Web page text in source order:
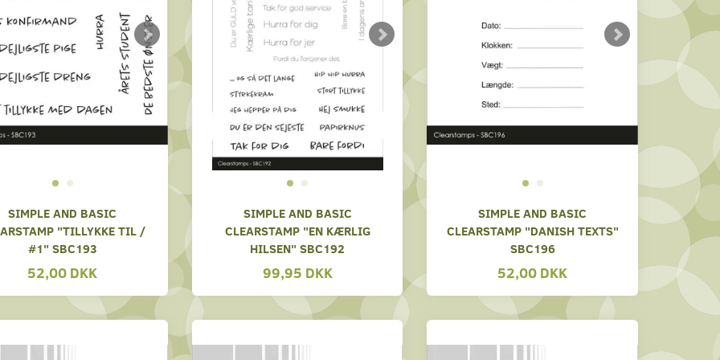
SIMPLE AND BASIC
"TILLYKKE TIL /
#1" SBC193
52,00 DKK
SIMPLE AND BASIC
CLEARSTAMP "EN KÆRLIG
HILSEN" SBC192
99,95 DKK
SIMPLE AND BASIC
CLEARSTAMP "DANISH TEXTS"
SBC196
52,00 DKK